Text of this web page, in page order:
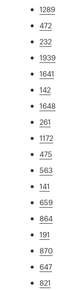
1289
472
232
1939
1641
142
1648
261
1172
475
563
141
659
864
191
870
647
821